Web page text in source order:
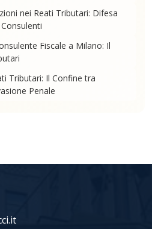
nei Reati Tributari: Difesa
Fiscale a Milano: Il
Tributari: Il Confine tra
Penale